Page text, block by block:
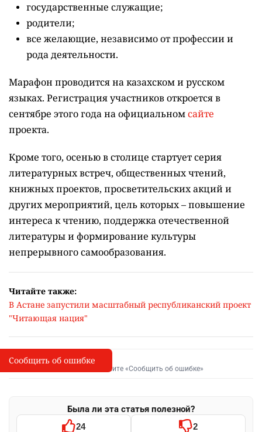
государственные служащие;
родители;
все желающие, независимо от профессии и
рода деятельности.
Марафон проводится на казахском и русском
языках. Регистрация участников откроется в
сентябре этого года на официальномсайте
проекта.
Кроме того, осенью в столице стартует серия
литературных встреч, общественных чтений,
книжных проектов, просветительских акций и
других мероприятий, цель которых –повышение
интереса к чтению, поддержка отечественной
литературы и формирование культуры
непрерывного самообразования.
Читайте также:
В Астане запустили масштабный республиканский проект
"Читающая нация"
I
Сообщить об опечатке
Выделите фрагмент и нажмите «Сообщить об ошибке»
Была ли эта статья полезной?
24 2
Сообщить об ошибке